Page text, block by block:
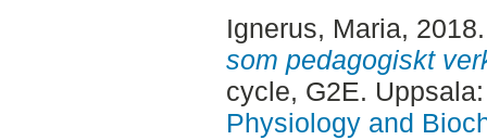
Ignerus, Maria,
som pedagogiskt
cycle, G2E.
Physiology and